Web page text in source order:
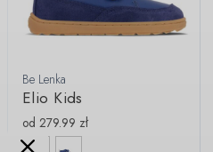
Be Lenka
Elio Kids
od 279.99 zł